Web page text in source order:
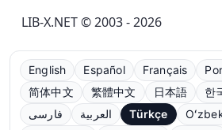
LIB-X.NET © 2003 - 2026
English Español Français
简体中文
繁體中文 日本語 한
فارسی
العربية Türkçe